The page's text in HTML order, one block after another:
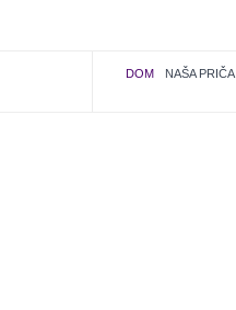
DOM NAŠA PRIČA